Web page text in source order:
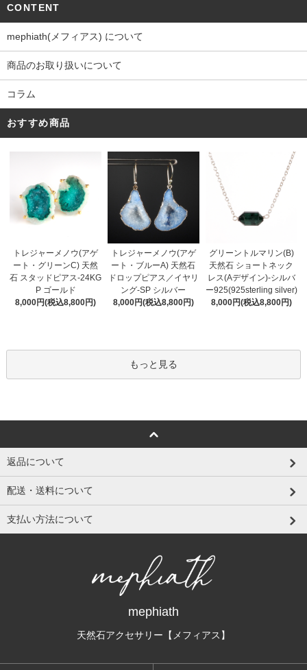
CONTENT
mephiath(メフィアス) について
商品のお取り扱いについて
コラム
おすすめ商品
トレジャーメノウ(アゲ
ート・グリーンC) 天然
石 スタッドピアス-24KG
P ゴールド
8,000円(税込8,800円)
トレジャーメノウ(アゲ
ート・ブルーA) 天然石
ドロップピアス／イヤリ
ング-SP シルバー
8,000円(税込8,800円)
グリーントルマリン(B)
天然石 ショートネック
レス(Aデザイン)-シルバ
ー925(925sterling silver)
8,000円(税込8,800円)
もっと見る
返品について
配送・送料について
支払い方法について
mephiath
天然石アクセサリー【メフィアス】